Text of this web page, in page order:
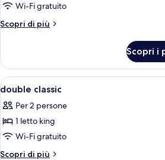
Wi-Fi gratuito
Scopri di più
Altri
Scopri i
Apri
tutte
le
foto
per
double
4
double classic
Per 2 persone
1 letto king
Wi-Fi gratuito
Scopri di più
Altri